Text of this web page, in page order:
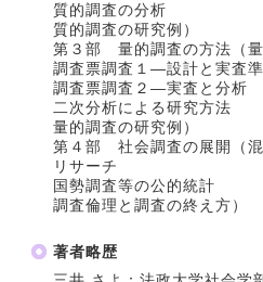
質的調査の分析
質的調査の研究例）
第３部 量的調査の方法（
調査票調査１―設計と実査
調査票調査２―実査と分析
二次分析による研究方法
量的調査の研究例）
第４部 社会調査の展開（
リサーチ
国勢調査等の公的統計
調査倫理と調査の終え方）
著者略歴